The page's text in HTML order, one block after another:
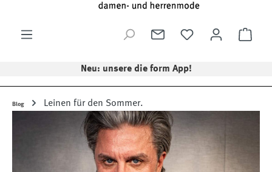
Neu: unsere die form App!
Blog Leinen für den Sommer.